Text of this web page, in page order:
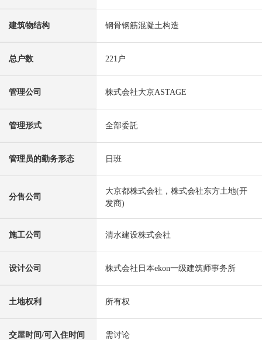
建筑物结构 钢骨钢筋混凝土构造
总户数 221户
管理公司 株式会社大京ASTAGE
管理形式 全部委託
管理员的勤务形态 日班
分售公司
大京都株式会社，株式会社东方土地(开
发商)
施工公司 清水建设株式会社
设计公司 株式会社日本ekon一级建筑师事务所
土地权利 所有权
交屋时间/可入住时间 需讨论